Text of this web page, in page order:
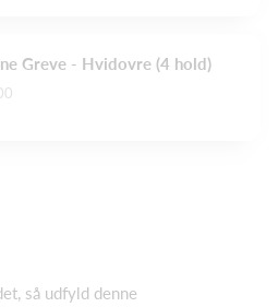
Greve - Hvidovre (4 hold)
så udfyld denne